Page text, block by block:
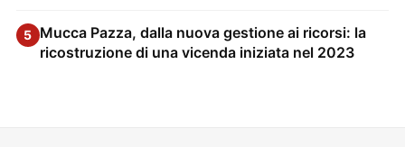
5 Mucca Pazza, dalla nuova gestione ai ricorsi: la
ricostruzione di una vicenda iniziata nel 2023